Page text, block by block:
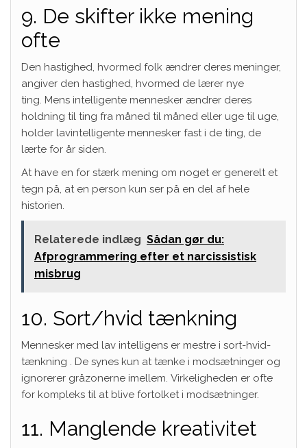
9. De skifter ikke mening
ofte
Den hastighed, hvormed folk ændrer deres meninger,
angiver den hastighed, hvormed de lærer nye
ting. Mens intelligente mennesker ændrer deres
holdning til ting fra måned til måned eller uge til uge,
holder lavintelligente mennesker fast i de ting, de
lærte for år siden.
At have en for stærk mening om noget er generelt et
tegn på, at en person kun ser på en del af hele
historien.
Relaterede indlæg Sådan gør du:
Afprogrammering efter et narcissistisk
misbrug
10. Sort/hvid tænkning
Mennesker med lav intelligens er mestre i sort-hvid-
tænkning . De synes kun at tænke i modsætninger og
ignorerer gråzonerne imellem. Virkeligheden er ofte
for kompleks til at blive fortolket i modsætninger.
11. Manglende kreativitet